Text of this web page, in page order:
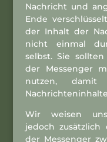
Nachricht und
Ende
der Inhalt der
nicht einmal
selbst. Sie
der Messenger
nutzen, damit
Wir weisen
jedoch
der Messenger